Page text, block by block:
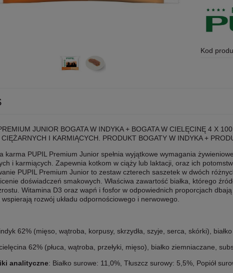
Kod
JUNIOR BOGATA W INDYKA + BOGATA W CIELĘCINĘ 4 X
CIĘŻARNYCH I KARMIĄCYCH. PRODUKT BOGATY W INDYKA +
karma PUPIL Premium Junior spełnia wyjątkowe wymagania
i karmiących. Zapewnia kotkom w ciąży lub laktacji, oraz ich
PUPIL Premium Junior to zestaw czterech saszetek w dwóch
doświadczeń smakowych. Właściwa zawartość białka, którego
Witamina D3 oraz wapń i fosfor w odpowiednich proporcjach
rozwój układu odpornościowego i nerwowego.
62% (mięso, wątroba, korpusy, skrzydła, szyje, serca, skórki),
62% (płuca, wątroba, przełyki, mięso), białko ziemniaczane,
analityczne: Białko surowe: 11,0%, Tłuszcz surowy: 5,5%, Popiół